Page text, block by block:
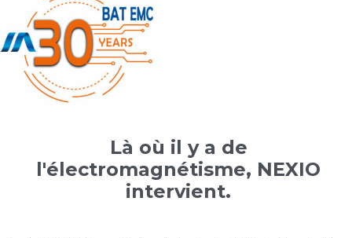
Là où il y a de
l'électromagnétisme, NEXIO
intervient.